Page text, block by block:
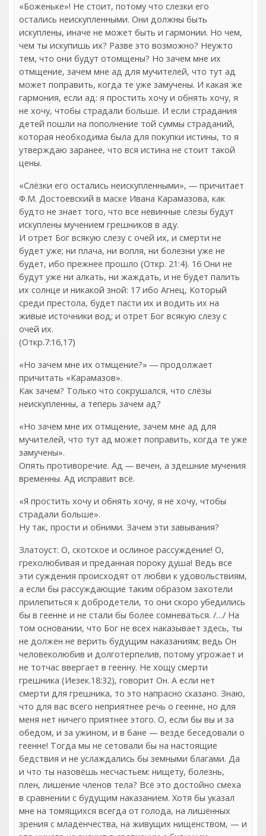
«Боженьке»! Не стоит, потому что слезки его
остались неискупленными. Они должны быть
искуплены, иначе не может быть и гармонии. Но чем,
чем ты искупишь их? Разве это возможно? Неужто
тем, что они будут отомщены? Но зачем мне их
отмщение, зачем мне ад для мучителей, что тут ад
может поправить, когда те уже замучены. И какая же
гармония, если ад: я простить хочу и обнять хочу, я
не хочу, чтобы страдали больше. И если страдания
детей пошли на пополнение той суммы страданий,
которая необходима была для покупки истины, то я
утверждаю заранее, что вся истина не стоит такой
цены.
«Слёзки его остались неискупленными», ― причитает
Ф.М. Достоевский в маске Ивана Карамазова, как
будто не знает того, что все невинные слёзы будут
искуплены мучением грешников в аду.
И отрет Бог всякую слезу с очей их, и смерти не
будет уже; ни плача, ни вопля, ни болезни уже не
будет, ибо прежнее прошло (Откр. 21:4). 16 Они не
будут уже ни алкать, ни жаждать, и не будет палить
их солнце и никакой зной: 17 ибо Агнец, Который
среди престола, будет пасти их и водить их на
живые источники вод; и отрет Бог всякую слезу с
очей их.
(Откр.7:16,17)
«Но зачем мне их отмщение?» ― продолжает
причитать «Карамазов».
Как зачем? Только что сокрушался, что слёзы
неискупленны, а теперь зачем ад?
«Но зачем мне их отмщение, зачем мне ад для
мучителей, что тут ад может поправить, когда те уже
замучены».
Опять противоречие. Ад ― вечен, а здешние мучения
временны. Ад исправит всё.
«Я простить хочу и обнять хочу, я не хочу, чтобы
страдали больше».
Ну так, прости и обними. Зачем эти завывания?
Златоуст: О, скотское и ослиное рассуждение! О,
грехолюбивая и преданная пороку душа! Ведь все
эти суждения происходят от любви к удовольствиям,
а если бы рассуждающие таким образом захотели
прилепиться к добродетели, то они скоро убедились
бы в геенне и не стали бы более сомневаться. /…/ На
том основании, что Бог не всех наказывает здесь, ты
не должен не верить будущим наказаниям; ведь Он
человеколюбив и долготерпелив, потому угрожает и
не тотчас ввергает в геенну. Не хощу смерти
грешника (Иезек.18:32), говорит Он. А если нет
смерти для грешника, то это напрасно сказано. Знаю,
что для вас всего неприятнее речь о геенне, но для
меня нет ничего приятнее этого. О, если бы вы и за
обедом, и за ужином, и в бане — везде беседовали о
геенне! Тогда мы не сетовали бы на настоящие
бедствия и не услаждались бы земными благами. Да
и что ты назовёшь несчастьем: нищету, болезнь,
плен, лишение членов тела? Всё это достойно смеха
в сравнении с будущим наказанием. Хотя бы указал
мне на томящихся всегда от голода, на лишённых
зрения с младенчества, на живущих нищенством, — и